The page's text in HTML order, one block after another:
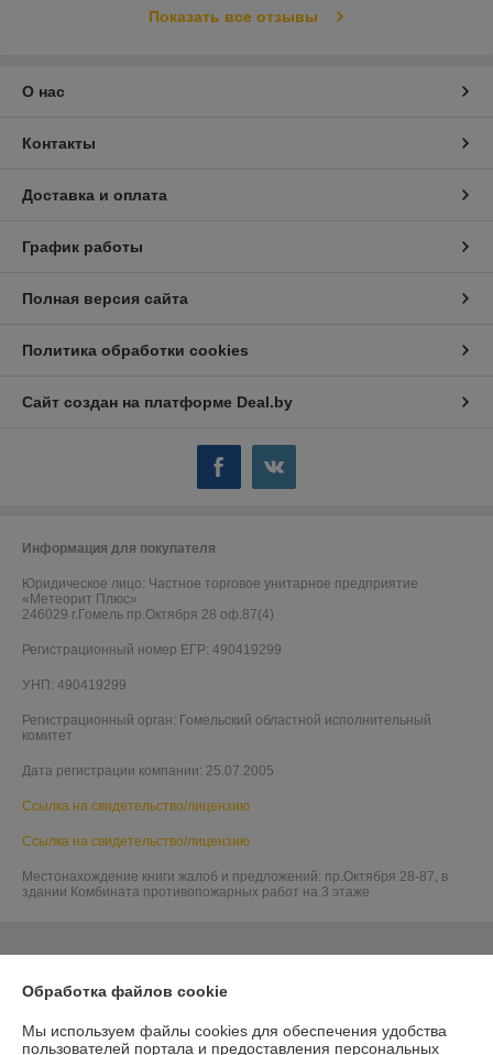
Показать все отзывы
О нас
Контакты
Доставка и оплата
График работы
Полная версия сайта
Политика обработки cookies
Сайт создан на платформе Deal.by
Информация для покупателя
Юридическое лицо: Частное торговое унитарное предприятие
«Метеорит Плюс»
246029 г.Гомель пр.Октября 28 оф.87(4)
Регистрационный номер ЕГР: 490419299
УНП: 490419299
Регистрационный орган: Гомельский областной исполнительный
комитет
Дата регистрации компании: 25.07.2005
Ссылка на свидетельство/лицензию
Ссылка на свидетельство/лицензию
Местонахождение книги жалоб и предложений: пр.Октября 28-87, в
здании Комбината противопожарных работ на 3 этаже
Обработка файлов cookie
Мы используем файлы cookies для обеспечения удобства
пользователей портала и предоставления персональных